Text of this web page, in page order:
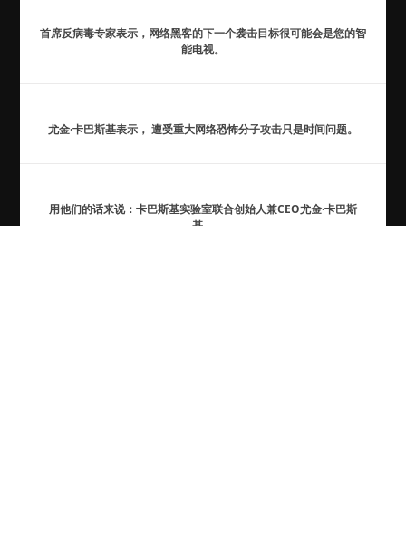
首席反病毒专家表示，网络黑客的下一个袭击目标很可能会是您的智
能电视。
尤金·卡巴斯基表示， 遭受重大网络恐怖分子攻击只是时间问题。
用他们的话来说：卡巴斯基实验室联合创始人兼CEO尤金·卡巴斯
基。